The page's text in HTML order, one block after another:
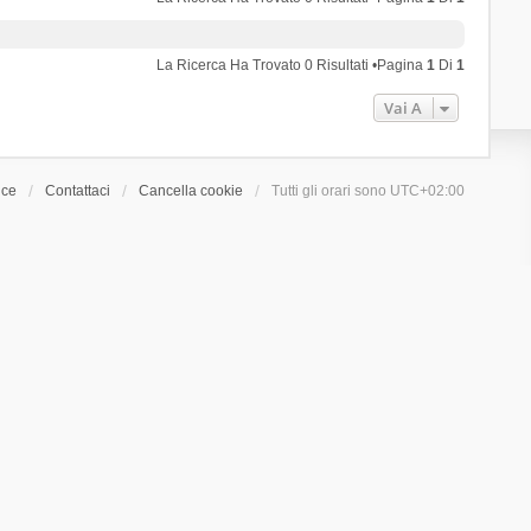
La Ricerca Ha Trovato 0 Risultati •Pagina1 Di1
Vai A
Contattaci Cancella cookie Tutti gli orari sono UTC+02:00